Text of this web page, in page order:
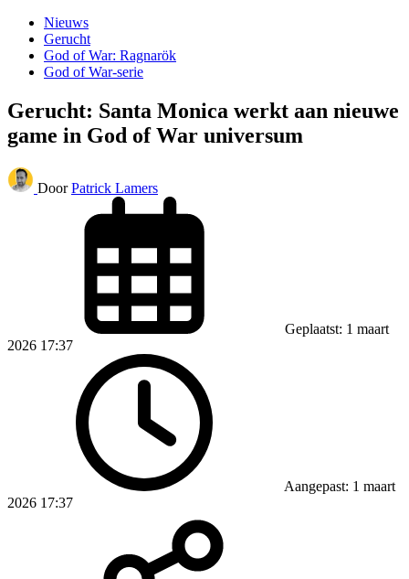
Nieuws
Gerucht
God of War: Ragnarök
God of War-serie
Gerucht: Santa Monica werkt aan nieuwe
game in God of War universum
Door Patrick Lamers
Geplaatst: 1 maart
2026 17:37
Aangepast: 1 maart
2026 17:37